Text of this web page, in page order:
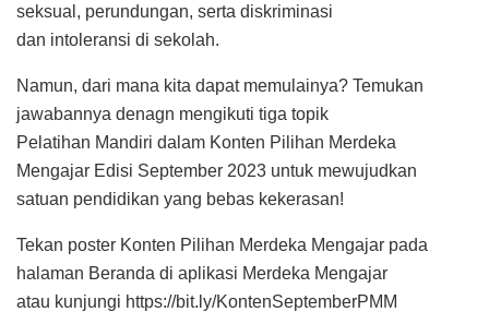
seksual, perundungan, serta diskriminasi
dan intoleransi di sekolah.
Namun, dari mana kita dapat memulainya? Temukan
jawabannya denagn mengikuti tiga topik
Pelatihan Mandiri dalam Konten Pilihan Merdeka
Mengajar Edisi September 2023 untuk mewujudkan
satuan pendidikan yang bebas kekerasan!
Tekan poster Konten Pilihan Merdeka Mengajar pada
halaman Beranda di aplikasi Merdeka Mengajar
atau kunjungi https://bit.ly/KontenSeptemberPMM